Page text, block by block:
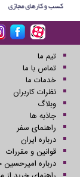
تیم ما
تماس با ما
خدمات ما
نظرات کاربران
وبلاگ
جاذبه ها
راهنمای سفر
درباره ایران
قوانین و مقررات
درباره